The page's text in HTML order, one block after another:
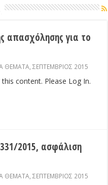
απασχόλησης για το
ΘΕΜΑΤΑ,ΣΕΠΤΕΜΒΡΙΟΣ 2015
content. Please Log In.
2015, ασφάλιση
ΘΕΜΑΤΑ,ΣΕΠΤΕΜΒΡΙΟΣ 2015